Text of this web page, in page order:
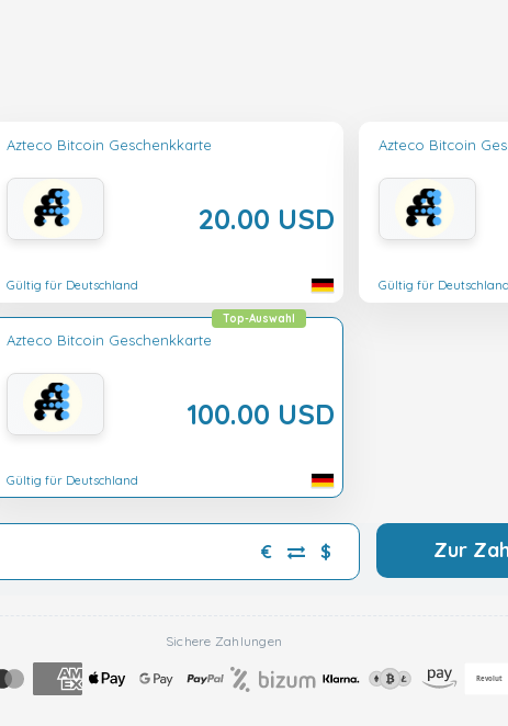
Azteco Bitcoin Geschenkkarte
20.00 USD
Gültig für Deutschland
Azteco Bitcoin
Gültig für Deutschland
Azteco Bitcoin Geschenkkarte
100.00 USD
Top-Auswahl
Gültig für Deutschland
€ $ Zur
Sichere Zahlungen